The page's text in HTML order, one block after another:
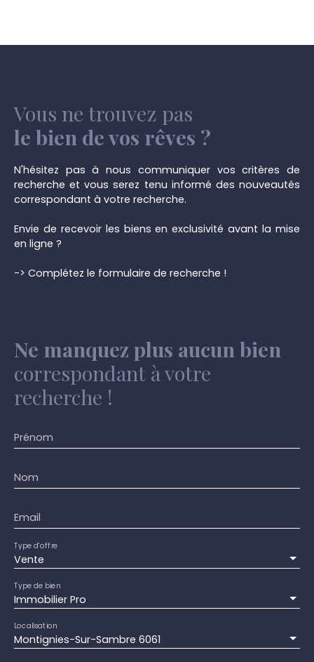
Vous ne trouvez pas
le bien de vos rêves ?
N'hésitez pas à nous communiquer vos critères de
recherche et vous serez tenu informé des nouveautés
correspondant à votre recherche.
Envie de recevoir les biens en exclusivité avant la mise
en ligne ?
-> Complétez le formulaire de recherche !
Ne manquez plus aucun bien
correspondant à votre
recherche !
Prénom
Nom
Email
Vente
Type d'offre
Immobilier Pro
Type de bien
Montignies-Sur-Sambre 6061
Localisation